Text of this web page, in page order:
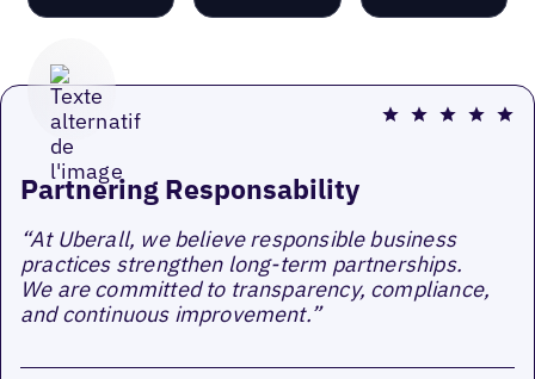
Partnering Responsability
“At Uberall, we believe responsible business
practices strengthen long-term partnerships.
We are committed to transparency, compliance,
and continuous improvement.”